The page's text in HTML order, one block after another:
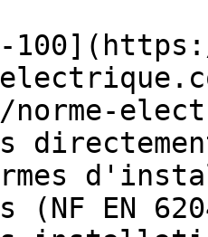
norme-
(NF EN